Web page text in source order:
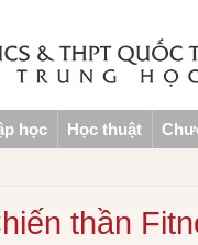
học Học thuật
thần